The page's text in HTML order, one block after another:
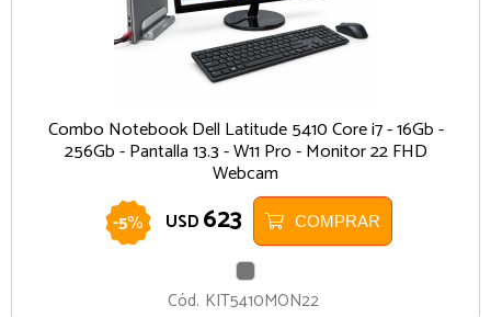
Combo Notebook Dell Latitude 5410 Core i7 - 16Gb -
256Gb - Pantalla 13.3 - W11 Pro - Monitor 22 FHD
Webcam
-5% USD 623 COMPRAR
Cód. KIT5410MON22